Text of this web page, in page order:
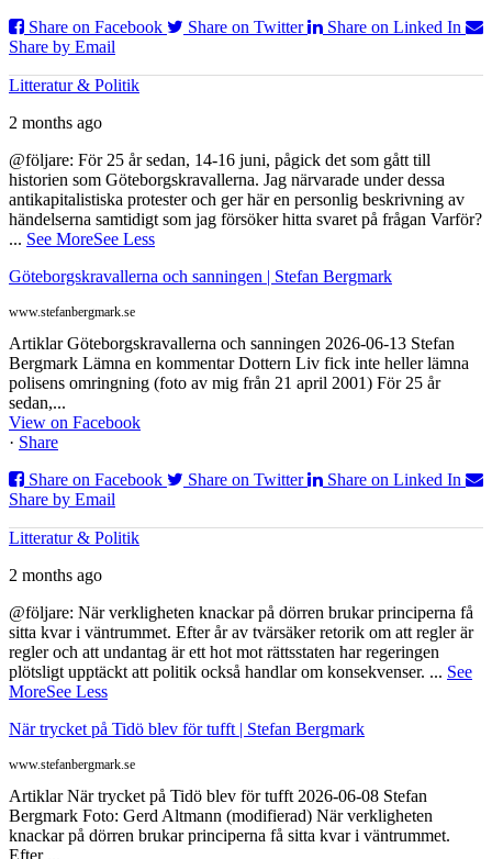
Share on Facebook
Share on Twitter
Share on Linked In
Share by Email
Litteratur & Politik
2 months ago
@följare: För 25 år sedan, 14-16 juni, pågick det som gått till
historien som Göteborgskravallerna. Jag närvarade under dessa
antikapitalistiska protester och ger här en personlig beskrivning av
händelserna samtidigt som jag försöker hitta svaret på frågan Varför?
... See MoreSee Less
Göteborgskravallerna och sanningen | Stefan Bergmark
www.stefanbergmark.se
Artiklar Göteborgskravallerna och sanningen 2026-06-13 Stefan
Bergmark Lämna en kommentar Dottern Liv fick inte heller lämna
polisens omringning (foto av mig från 21 april 2001) För 25 år
sedan,...
View on Facebook
· Share
Share on Facebook
Share on Twitter
Share on Linked In
Share by Email
Litteratur & Politik
2 months ago
@följare: När verkligheten knackar på dörren brukar principerna få
sitta kvar i väntrummet. Efter år av tvärsäker retorik om att regler är
regler och att undantag är ett hot mot rättsstaten har regeringen
plötsligt upptäckt att politik också handlar om konsekvenser. ... See
MoreSee Less
När trycket på Tidö blev för tufft | Stefan Bergmark
www.stefanbergmark.se
Artiklar När trycket på Tidö blev för tufft 2026-06-08 Stefan
Bergmark Foto: Gerd Altmann (modifierad) När verkligheten
knackar på dörren brukar principerna få sitta kvar i väntrummet.
Efter ...